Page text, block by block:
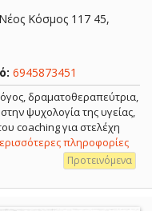
Κόσμος 117 45,
6945873451
δραματοθεραπεύτρια,
ψυχολογία της υγείας,
coaching για στελέχη
πληροφορίες
Προτεινόμενα